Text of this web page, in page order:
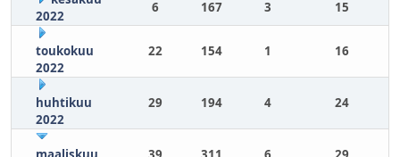
2022
6 167 3 15
toukokuu
2022
22 154 1 16
huhtikuu
2022
29 194 4 24